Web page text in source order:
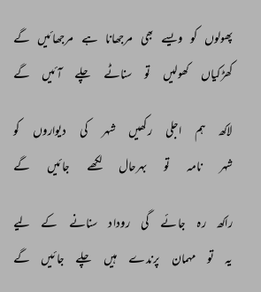
پھولوں کو ویسے بھی مرجھانا ہے مرجھائیں گے
کھڑکیاں
کھولیں تو سناٹے چلے آئیں گے
لاکھ ہم اجلی رکھیں شہر کی دیواروں
کو
شہر
نامہ تو بہرحال لکھے جائیں گے
راکھ رہ جائے گی روداد سنانے کے
لیے
یہ
تو مہمان پرندے ہیں چلے جائیں گے